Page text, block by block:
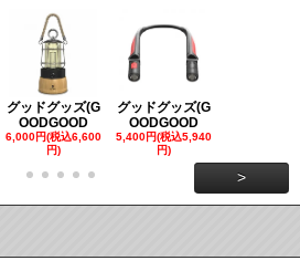
グッドグッズ(G
OODGOOD
6,000円(税込6,600
円)
グッドグッズ(G
OODGOOD
5,400円(税込5,940
円)
>